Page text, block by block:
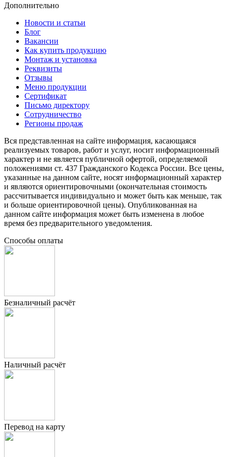
Дополнительно
Новости и статьи
Блог
Вакансии
Как купить продукцию
Монтаж и установка
Реквизиты
Отзывы
Меню продукции
Сертификат
Письмо директору
Сотрудничество
Регионы продаж
Вся представленная на сайте информация, касающаяся
реализуемых товаров, работ и услуг, носит информационный
характер и не является публичной офертой, определяемой
положениями ст. 437 Гражданского Кодекса России. Все цены,
указанные на данном сайте, носят информационный характер
и являются ориентировочными (окончательная стоимость
рассчитывается индивидуально и может быть как меньше, так
и больше ориентировочной цены). Опубликованная на
данном сайте информация может быть изменена в любое
время без предварительного уведомления.
Способы оплаты
Безналичный расчёт
Наличный расчёт
Перевод на карту